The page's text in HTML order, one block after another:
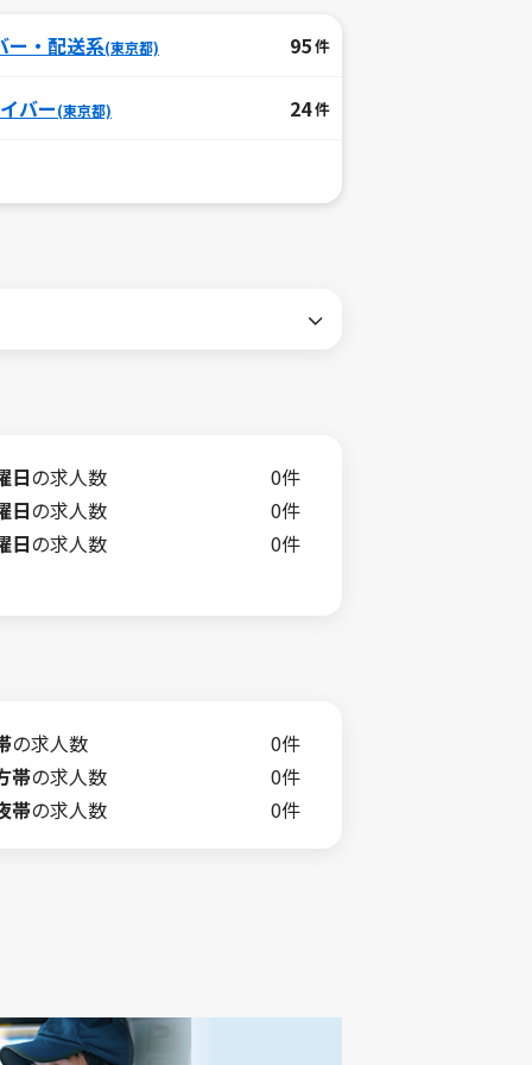
ー・配送系(東京都) 95件
バー(東京都) 24件
日の求人数
0件
日の求人数
0件
日の求人数 0件
の求人数
0件
帯の求人数
0件
帯の求人数 0件